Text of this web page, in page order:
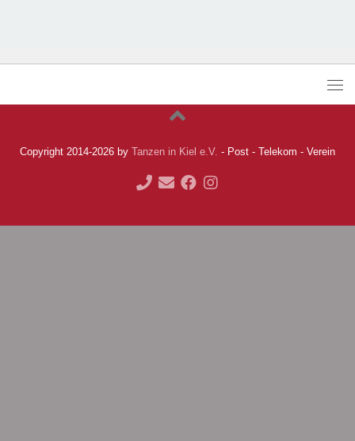
Copyright 2014-2026 by Tanzen in Kiel e.V. - Post - Telekom - Verein